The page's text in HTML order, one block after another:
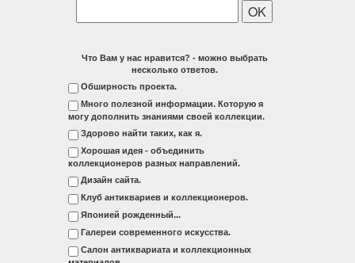
Что Вам у нас нравится? - можно выбрать
несколько ответов.
Обширность проекта.
Много полезной информации. Которую я
могу дополнить знаниями своей коллекции.
Здорово найти таких, как я.
Хорошая идея - объединить
коллекционеров разных направлений.
Дизайн сайта.
Клуб антиквариев и коллекционеров.
Японией рожденный...
Галереи современного искусства.
Салон антиквариата и коллекционных